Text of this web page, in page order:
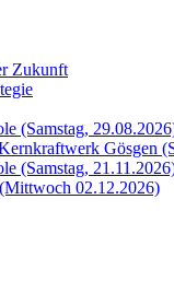
Zukunft
(Samstag,
Gösgen
(Samstag,
02.12.2026)